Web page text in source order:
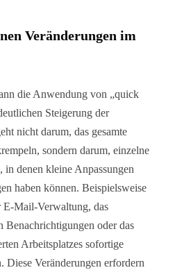
Veränderungen im
die Anwendung von „quick
Steigerung der
nicht darum, das gesamte
sondern darum, einzelne
denen kleine Anpassungen
haben können. Beispielsweise
Mail-Verwaltung, das
Benachrichtigungen oder das
Arbeitsplatzes sofortige
Diese Veränderungen erfordern